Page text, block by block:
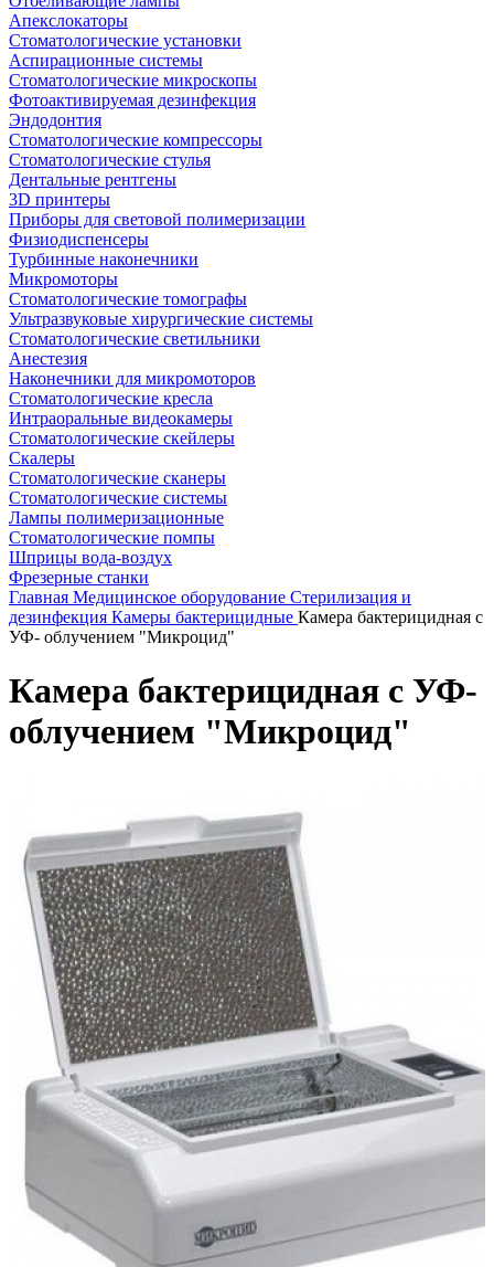
Апекслокаторы
Стоматологические установки
Аспирационные системы
Стоматологические микроскопы
Фотоактивируемая дезинфекция
Эндодонтия
Стоматологические компрессоры
Стоматологические стулья
Дентальные рентгены
3D принтеры
Приборы для световой полимеризации
Физиодиспенсеры
Турбинные наконечники
Микромоторы
Стоматологические томографы
Ультразвуковые хирургические системы
Стоматологические светильники
Анестезия
Наконечники для микромоторов
Стоматологические кресла
Интраоральные видеокамеры
Стоматологические скейлеры
Скалеры
Стоматологические сканеры
Стоматологические системы
Лампы полимеризационные
Стоматологические помпы
Шприцы вода-воздух
Фрезерные станки
Главная Медицинское оборудование Стерилизация и
дезинфекция Камеры бактерицидные Камера бактерицидная с
УФ- облучением "Микроцид"
Камера бактерицидная с УФ-
облучением "Микроцид"